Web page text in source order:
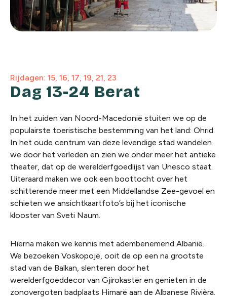
Rijdagen: 15, 16, 17, 19, 21, 23
Dag 13-24 Berat
In het zuiden van Noord-Macedonië stuiten we op de
populairste toeristische bestemming van het land: Ohrid.
In het oude centrum van deze levendige stad wandelen
we door het verleden en zien we onder meer het antieke
theater, dat op de werelderfgoedlijst van Unesco staat.
Uiteraard maken we ook een boottocht over het
schitterende meer met een Middellandse Zee-gevoel en
schieten we ansichtkaartfoto’s bij het iconische
klooster van Sveti Naum.
Hierna maken we kennis met adembenemend Albanië.
We bezoeken Voskopojë, ooit de op een na grootste
stad van de Balkan, slenteren door het
werelderfgoeddecor van Gjirokastër en genieten in de
zonovergoten badplaats Himarë aan de Albanese Rivièra.